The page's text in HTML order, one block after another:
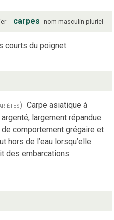
carpes nom masculin pluriel
courts du poignet.
Carpe asiatique à
largement répandue
comportement grégaire et
hors de l’eau lorsqu’elle
des embarcations